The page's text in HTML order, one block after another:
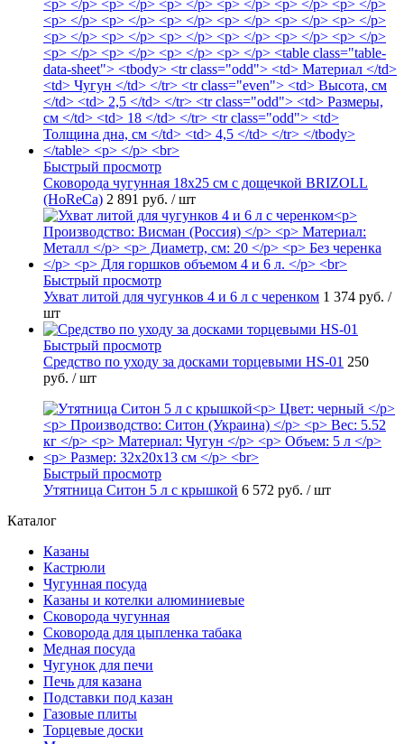
Быстрый просмотр
Сковорода чугунная 18х25 см с дощечкой BRIZOLL
(HoReCa) 2 891 руб. / шт
Быстрый просмотр
Ухват литой для чугунков 4 и 6 л с черенком 1 374 руб. /
шт
Быстрый просмотр
Средство по уходу за досками торцевыми HS-01 250
руб. / шт
Быстрый просмотр
Утятница Ситон 5 л с крышкой 6 572 руб. / шт
Каталог
Казаны
Кастрюли
Чугунная посуда
Казаны и котелки алюминиевые
Сковорода чугунная
Сковорода для цыпленка табака
Медная посуда
Чугунок для печи
Печь для казана
Подставки под казан
Газовые плиты
Торцевые доски